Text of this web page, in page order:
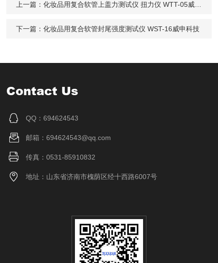
上一篇：化妆品用复合软管上盖力测试仪 扭力仪 WTT-05威申科技
下一篇：化妆品用复合软管封尾强度测试仪 WST-16威申科技
Contact Us
QQ：694624543
邮箱：694624543@qq.com
传真：0531-85910832
地址：山东省济南市槐荫区经十西路6007号